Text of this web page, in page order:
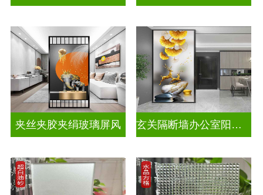
夹丝夹胶夹绢玻璃屏风 玄关隔断墙办公室阳台挡门山水画背景墙玻璃